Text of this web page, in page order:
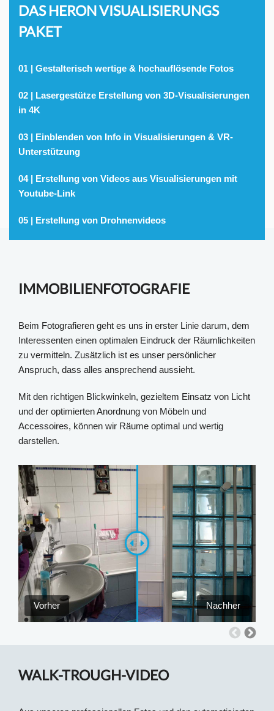
DAS HERON VISUALISIERUNGS
PAKET
01 | Gestalterisch wertige & hochauflösende Fotos
02 | Lasergestütze Erstellung von 3D-Visualisierungen
in 4K
03 | Einblenden von Info in Visualisierungen & VR-
Unterstützung
04 | Erstellung von Videos aus Visualisierungen mit
Youtube-Link
05 | Erstellung von Drohnenvideos
IMMOBILIENFOTOGRAFIE
Beim Fotografieren geht es uns in erster Linie darum, dem
Interessenten einen optimalen Eindruck der Räumlichkeiten
zu vermitteln. Zusätzlich ist es unser persönlicher
Anspruch, dass alles ansprechend aussieht.
Mit den richtigen Blickwinkeln, gezieltem Einsatz von Licht
und der optimierten Anordnung von Möbeln und
Accessoires, können wir Räume optimal und wertig
darstellen.
Vorher Nachher
WALK-TROUGH-VIDEO